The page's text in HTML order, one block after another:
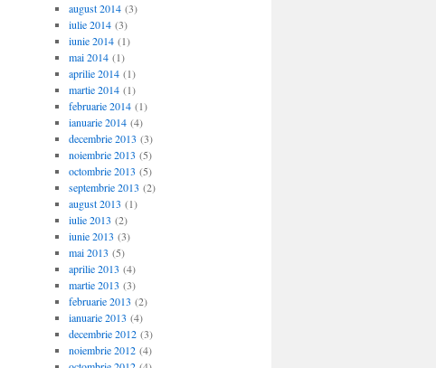
august 2014(3)
iulie 2014(3)
iunie 2014(1)
mai 2014(1)
aprilie 2014(1)
martie 2014(1)
februarie 2014(1)
ianuarie 2014(4)
decembrie 2013 (3)
noiembrie 2013 (5)
octombrie 2013 (5)
septembrie 2013 (2)
august 2013 (1)
iulie 2013 (2)
iunie 2013 (3)
mai 2013 (5)
aprilie 2013 (4)
martie 2013 (3)
februarie 2013 (2)
ianuarie 2013 (4)
decembrie 2012(3)
noiembrie 2012(4)